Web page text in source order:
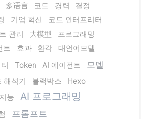
多语言 코드 경력
결정
기업 혁신 코드 인터프리터
관리 大模型
프로그래밍
트 효과 환각 대언어모델
Token AI 에이전트 모델
해석기 블랙박스 Hexo
능 AI 프로그래밍
프롬프트